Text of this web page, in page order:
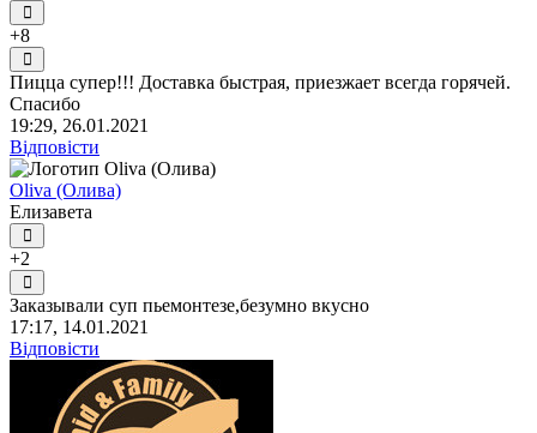
+8
Пицца супер!!! Доставка быстрая, приезжает всегда горячей.
Спасибо
19:29, 26.01.2021
Відповісти
Oliva (Олива)
Елизавета
+2
Заказывали суп пьемонтезе,безумно вкусно
17:17, 14.01.2021
Відповісти